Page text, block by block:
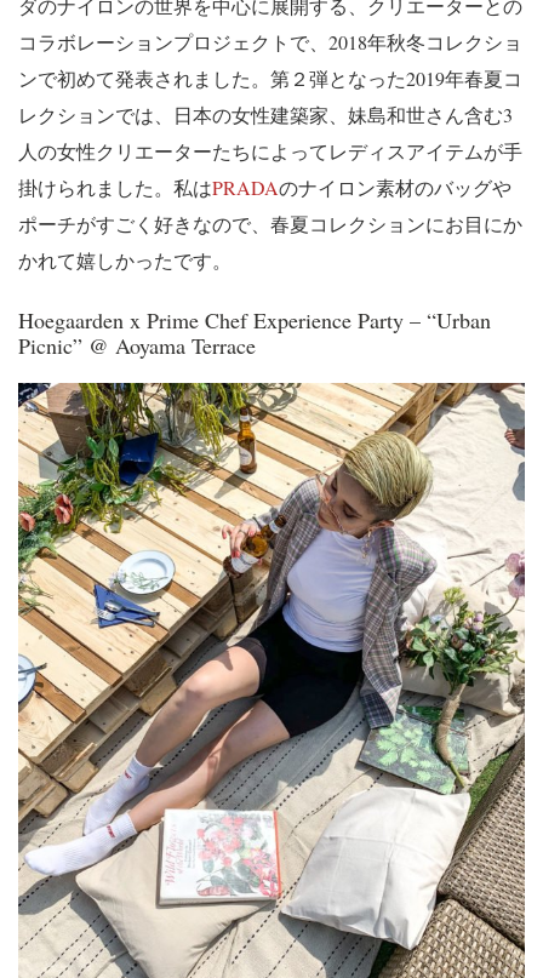
コラボレーションプロジェクトで、 2018年秋冬コレクショ
ンで初めて発表されました。第２弾となった2019年春夏コ
レクションでは、日本の女性建築家、妹島和世さん含む3
人の女性クリエーターたちによってレディスアイテムが手
掛けられました。私はPRADAのナイロン素材のバッグや
ポーチがすごく好きなので、春夏コレクションにお目にか
かれて嬉しかったです。
Hoegaarden x Prime Chef Experience Party – “Urban
Picnic” @ Aoyama Terrace